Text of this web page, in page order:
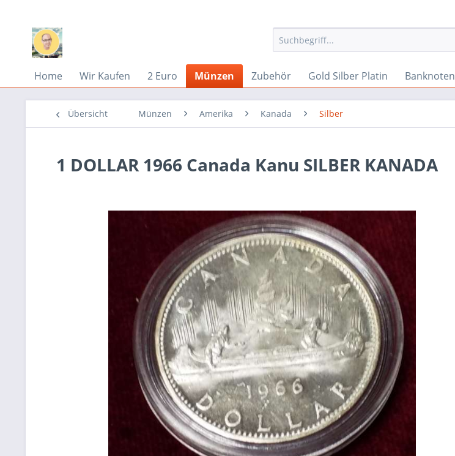
Home Wir Kaufen 2 Euro Münzen Zubehör Gold Silber Platin Banknoten
Übersicht Münzen Amerika Kanada Silber
1 DOLLAR 1966 Canada Kanu SILBER KANADA